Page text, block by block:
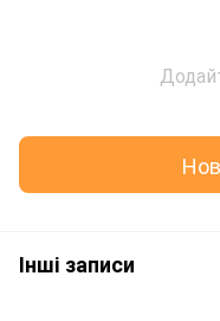
Інші записи